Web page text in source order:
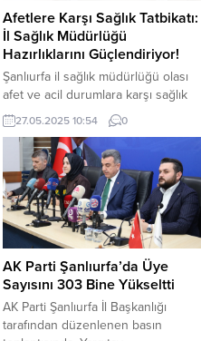
Afetlere Karşı Sağlık Tatbikatı:
İl Sağlık Müdürlüğü
Hazırlıklarını Güçlendiriyor!
Şanlıurfa il sağlık müdürlüğü olası
afet ve acil durumlara karşı sağlık
alanında hazırlıklarını
güçlendirmeye devam ediyor. Yerel
Düzey Afet Sağlık Grubu
Operasyonel Planı kapsamında, ilin
sağlık yapısını afetlere karşı test
etmek amacıyla önemli bir masa
başı tatbikatı gerçekleştirildi.
Tatbikat, ilgili tüm kamu kurumları,
sağlık kuruluşları ve çözüm
ortaklarının aktif katılımıyla...
27.05.2025 10:54 0
AK Parti Şanlıurfa’da Üye
Sayısını 303 Bine Yükseltti
AK Parti Şanlıurfa İl Başkanlığı
tarafından düzenlenen basın